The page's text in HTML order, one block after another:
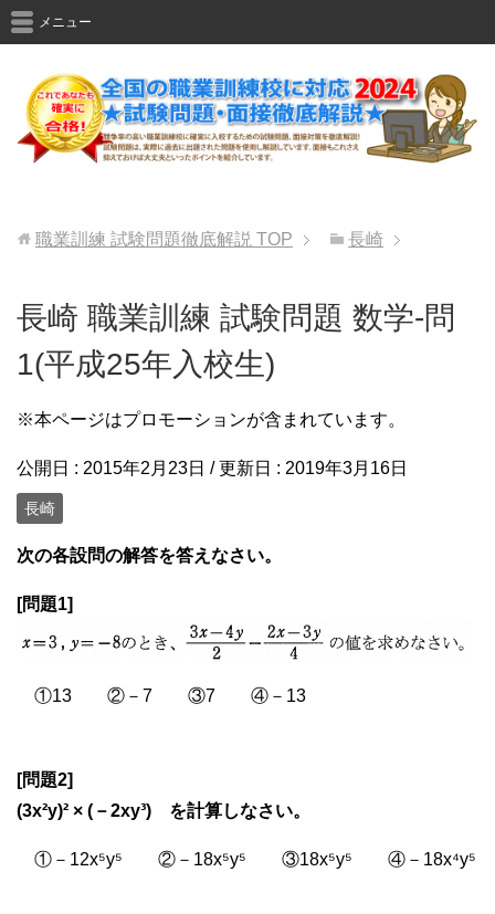
メニュー
職業訓練 試験問題徹底解説 TOP 長崎
長崎 職業訓練 試験問題 数学-問
1(平成25年入校生)
※本ページはプロモーションが含まれています。
公開日 : 2015年2月23日 / 更新日 : 2019年3月16日
長崎
次の各設問の解答を答えなさい。
[問題1]
①13 ②－7 ③7 ④－13
[問題2]
(3x²y)² × (－2xy³) を計算しなさい。
①－12x⁵y⁵ ②－18x⁵y⁵ ③18x⁵y⁵ ④－18x⁴y⁵